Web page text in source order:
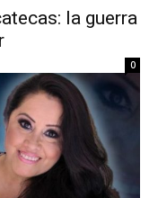
la guerra
0